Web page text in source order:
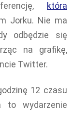
która
Jorku. Nie ma
odbędzie się
na grafikę,
Twitter.
12 czasu
to wydarzenie